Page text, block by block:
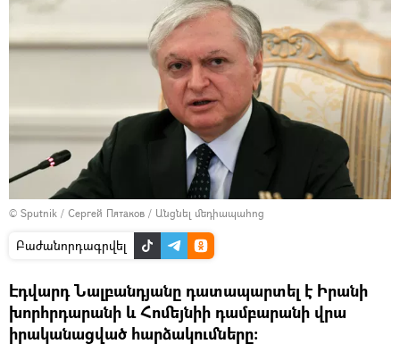
© Sputnik / Сергей Пятаков / Անցնել մեդիապահոց
Բաժանորդագրվել
Էդվարդ Նալբանդյանը դատապարտել է Իրանի
խորհրդարանի և Հոմեյնիի դամբարանի վրա
իրականացված հարձակումները։